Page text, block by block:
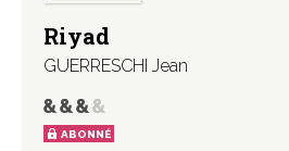
Riyad
GUERRESCHI Jean
ABONNÉ